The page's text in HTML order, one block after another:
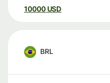
10000 USD
BRL